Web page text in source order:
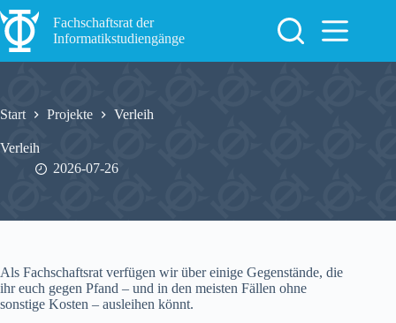
Zum
Inhalt
springen
Fachschaftsrat der
Informatikstudiengänge
Start Projekte Verleih
Verleih
2026-07-26
Als Fachschaftsrat verfügen wir über einige Gegenstände, die
ihr euch gegen Pfand – und in den meisten Fällen ohne
sonstige Kosten – ausleihen könnt.